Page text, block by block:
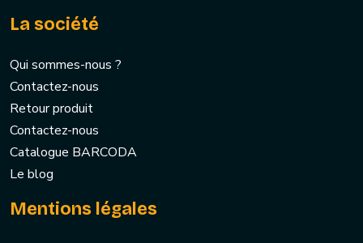
La société
Qui sommes-nous ?
Contactez-nous
Retour produit
Contactez-nous
Catalogue BARCODA
Le blog
Mentions légales